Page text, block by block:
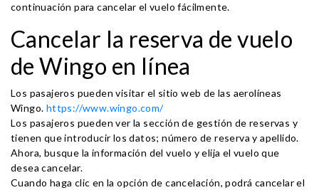
continuación para cancelar el vuelo fácilmente.
Cancelar la reserva de vuelo
de Wingo en línea
Los pasajeros pueden visitar el sitio web de las aerolíneas
Wingo. https://www.wingo.com/
Los pasajeros pueden ver la sección de gestión de reservas y
tienen que introducir los datos; número de reserva y apellido.
Ahora, busque la información del vuelo y elija el vuelo que
desea cancelar.
Cuando haga clic en la opción de cancelación, podrá cancelar el